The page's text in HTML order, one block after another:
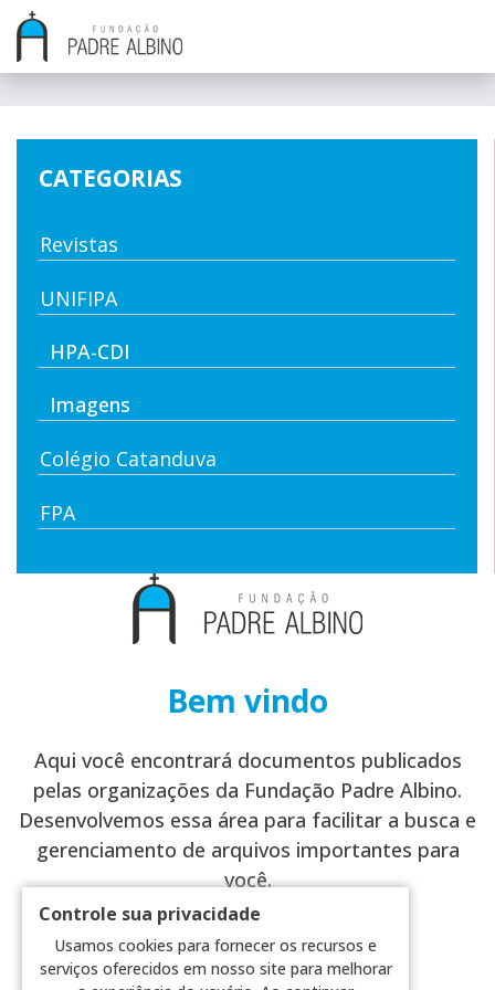
CATEGORIAS
Revistas
UNIFIPA
HPA-CDI
Imagens
Colégio Catanduva
FPA
Bem vindo
Aqui você encontrará documentos publicados
pelas organizações da Fundação Padre Albino.
Desenvolvemos essa área para facilitar a busca e
gerenciamento de arquivos importantes para
você.
Buscar Arquivos
Controle sua privacidade
Usamos cookies para fornecer os recursos e
serviços oferecidos em nosso site para melhorar